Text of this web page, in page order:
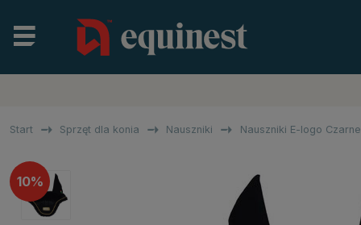
Start Sprzęt dla konia Nauszniki Nauszniki E-logo Czarne
10%